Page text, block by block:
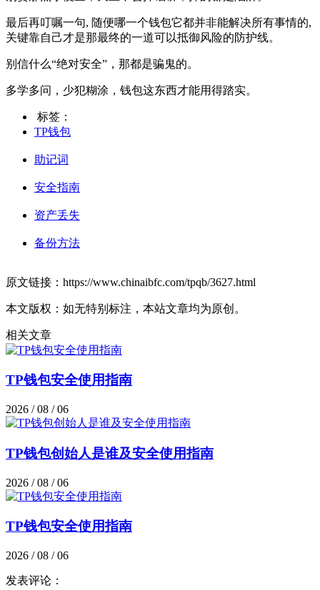
最后再叮嘱一句, 随便哪一个钱包它都并非能解决所有事情的,
关键靠自己才是那最终的一道可以抵御风险的防护线。
别信什么“绝对安全”，那都是骗鬼的。
多学多问，少犯糊涂，钱包这东西才能用得踏实。
标签：
TP钱包
助记词
安全指南
资产丢失
备份方法
原文链接：https://www.chinaibfc.com/tpqb/3627.html
本文版权：如无特别标注，本站文章均为原创。
相关文章
TP钱包安全使用指南
2026 / 08 / 06
TP钱包创始人是谁及安全使用指南
2026 / 08 / 06
TP钱包安全使用指南
2026 / 08 / 06
发表评论：